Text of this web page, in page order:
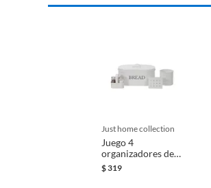
just home collection
Juego 4
organizadores de
cocina
$319